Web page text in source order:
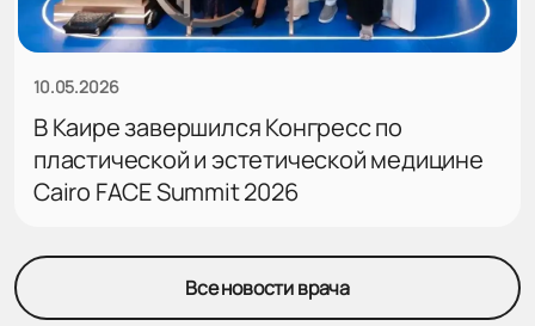
В Каире завершился Конгресс по
пластической и эстетической медицине
Cairo FACE Summit 2026
10.05.2026
Все новости врача